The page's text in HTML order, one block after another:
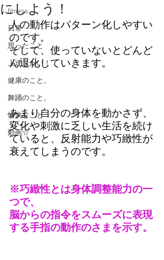
fitness
日常
思ったこと
上達したい！
健康のこと。
舞踊のこと。
愉快なこと
動画☆
にしよう！
人の動作はパターン化しやすい
のです。
そして、使っていないとどんど
ん退化していきます。
あまり自分の身体を動かさず、
変化や刺激に乏しい生活を続け
ていると、反射能力や巧緻性が
衰えてしまうのです。
※巧緻性とは身体調整能力の一
つで、
脳からの指令をスムーズに表現
する手指の動作のさまを示す。